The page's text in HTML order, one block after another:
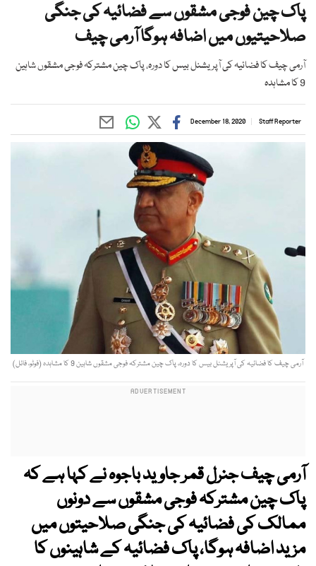
پاک چین فوجی مشقوں سے فضائیہ کی جنگی
صلاحیتیوں میں اضافہ ہوگا‎ آرمی چیف
آرمی چیف کا فضائیہ کی آپریشنل بیس کا دورہ، پاک چین مشترکہ فوجی مشقوں شاہین
9 کا مشاہدہ
Staff Reporter
December 18, 2020
آرمی چیف کا فضائیہ کی آپریشنل بیس کا دورہ، پاک چین مشترکہ فوجی مشقوں شاہین 9 کا مشاہدہ (فوٹو، فائل)
آرمی چیف جنرل قمر جاوید باجوہ نے کہا ہے کہ
پاک چین مشترکہ فوجی مشقوں سے دونوں
ممالک کی فضائیہ کی جنگی صلاحیتوں میں
مزید اضافہ ہوگا، پاک فضائیہ کے شاہینوں کا